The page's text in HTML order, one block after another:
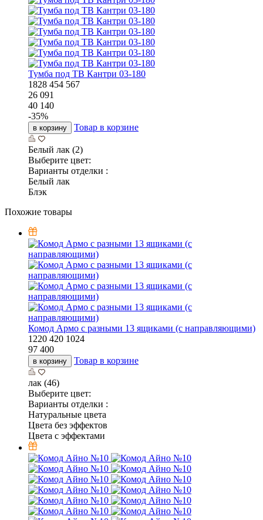
Тумба под ТВ Кантри 03-180
1828 454 567
26 091
40 140
-35%
в корзину Товар в корзине
Белый лак (2)
Выберите цвет:
Варианты отделки :
Белый лак
Блэк
Похожие товары
Комод Армо с разными 13 ящиками (с направляющими)
1220 420 1024
97 400
в корзину Товар в корзине
лак (46)
Выберите цвет:
Варианты отделки :
Натуральные цвета
Цвета без эффектов
Цвета с эффектами